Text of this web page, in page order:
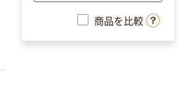
商品を比較